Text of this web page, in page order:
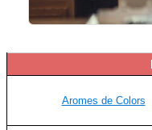
Aromes de Colors